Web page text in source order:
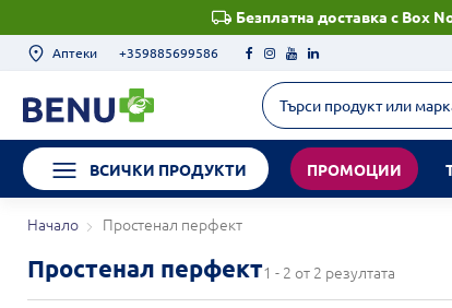
Безплатна доставка с Box
Аптеки +359885699586
ВСИЧКИ ПРОДУКТИ ПРОМОЦИИ
Начало Простенал перфект
Простенал перфект1 - 2 от 2 резултата